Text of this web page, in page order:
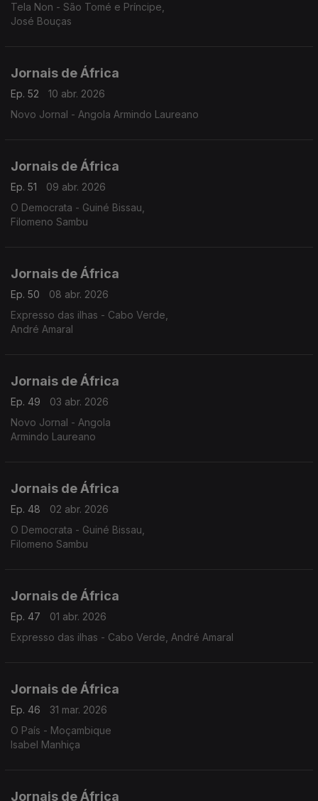
Tela Non - São Tomé e Príncipe,
José Bouças
Jornais de África
Ep. 52
10 abr. 2026
Novo Jornal - Angola Armindo Laureano
Jornais de África
Ep. 51
09 abr. 2026
O Democrata - Guiné Bissau,
Filomeno Sambu
Jornais de África
Ep. 50
08 abr. 2026
Expresso das ilhas - Cabo Verde,
André Amaral
Jornais de África
Ep. 49
03 abr. 2026
Novo Jornal - Angola
Armindo Laureano
Jornais de África
Ep. 48
02 abr. 2026
O Democrata - Guiné Bissau,
Filomeno Sambu
Jornais de África
Ep. 47
01 abr. 2026
Expresso das ilhas - Cabo Verde, André Amaral
Jornais de África
Ep. 46
31 mar. 2026
O País - Moçambique
Isabel Manhiça
Jornais de África